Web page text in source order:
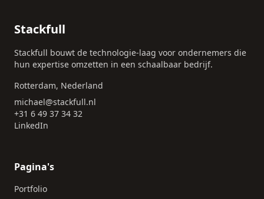
Stackfull
Stackfull bouwt de technologie-laag voor ondernemers die
hun expertise omzetten in een schaalbaar bedrijf.
Rotterdam, Nederland
michael@stackfull.nl
+31 6 49 37 34 32
LinkedIn
Pagina's
Portfolio